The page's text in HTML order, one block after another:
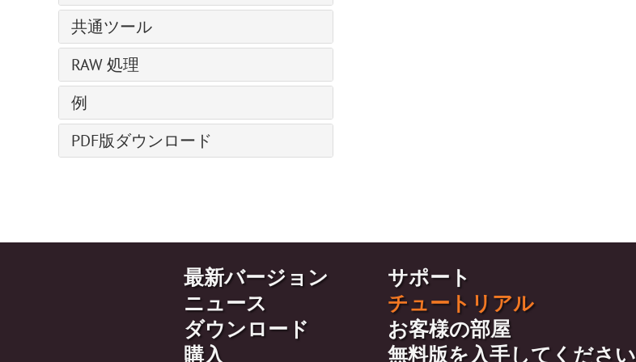
ブラシエディター: シェイプを選択
ブラシエディター: 楕円形
シャドウに関する効果
シャープ効果、二階調効果
様式化に関する効果
ディスト―ション
ぼかし効果
NatureArt プラグイン
LightShop プラグイン
HDRFactory プラグイン
AirBrush プラグイン
色の置き換え
均一化
グリッチアート
ハイパス
レンズ補正
ノイズ
ページカール
ピクセル化
二階調
内蔵 プラグイン
外部プラグイン
クローンスタンプ
カメレオン ブラシ
ぼかしツール
シャープツール
指先ツール
覆い焼きツール
焼きこみツール
スモーク ブラシ
スパークル ブラシ
エナジー ブラシ
チョーク
鉛筆(アーティスティック)
スプレー(アーティスティック)
指先ツール (アーティスティック)
形の編集
形の塗りつぶし
ストローク
共通ツール
整列ツール
移動ツール
切り取りツール
遠近法の切り取り
変形
RAW 処理
全般設定
色調カーブ
ディテール
例
天候を変更
AliveColors で写真を白黒に変換する5つの方法
本棚:デスクトップの壁紙作成
PDF版ダウンロード
最新バージョン
ニュース
ダウンロード
購入
サポート
チュートリアル
お客様の部屋
無料版を入手してください